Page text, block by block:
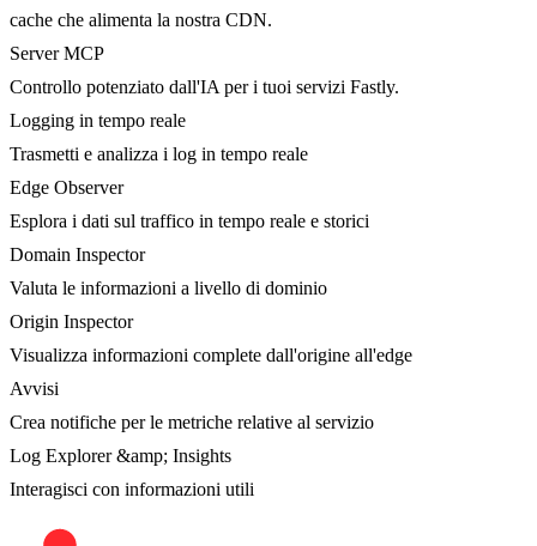
cache che alimenta la nostra CDN.
Server MCP
Controllo potenziato dall'IA per i tuoi servizi Fastly.
Logging in tempo reale
Trasmetti e analizza i log in tempo reale
Edge Observer
Esplora i dati sul traffico in tempo reale e storici
Domain Inspector
Valuta le informazioni a livello di dominio
Origin Inspector
Visualizza informazioni complete dall'origine all'edge
Avvisi
Crea notifiche per le metriche relative al servizio
Log Explorer &amp; Insights
Interagisci con informazioni utili